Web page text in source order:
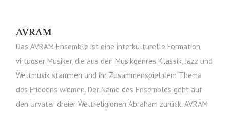
AVRAM
Das AVRAM Ensemble ist eine interkulturelle Formation
virtuoser Musiker, die aus den Musikgenres Klassik, Jazz und
Weltmusik stammen und ihr Zusammenspiel dem Thema
des Friedens widmen. Der Name des Ensembles geht auf
den Urvater dreier Weltreligionen Abraham zurück. AVRAM